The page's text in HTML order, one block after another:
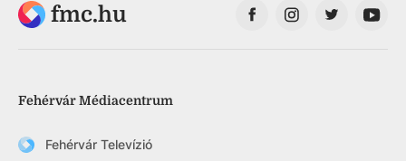
fmc.hu
Fehérvár Médiacentrum
Fehérvár Televízió